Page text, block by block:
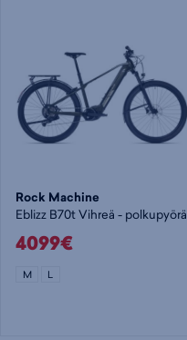
Rock Machine
Eblizz B70t Vihreä - polkupyörä
4099€
M L